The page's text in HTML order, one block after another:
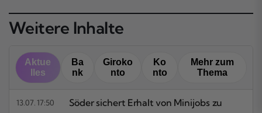
Weitere Inhalte
Aktue
lles
Ba
nk
Giroko
nto
Ko
nto
Mehr zum
Thema
13.07. 17:50 Söder sichert Erhalt von Minijobs zu